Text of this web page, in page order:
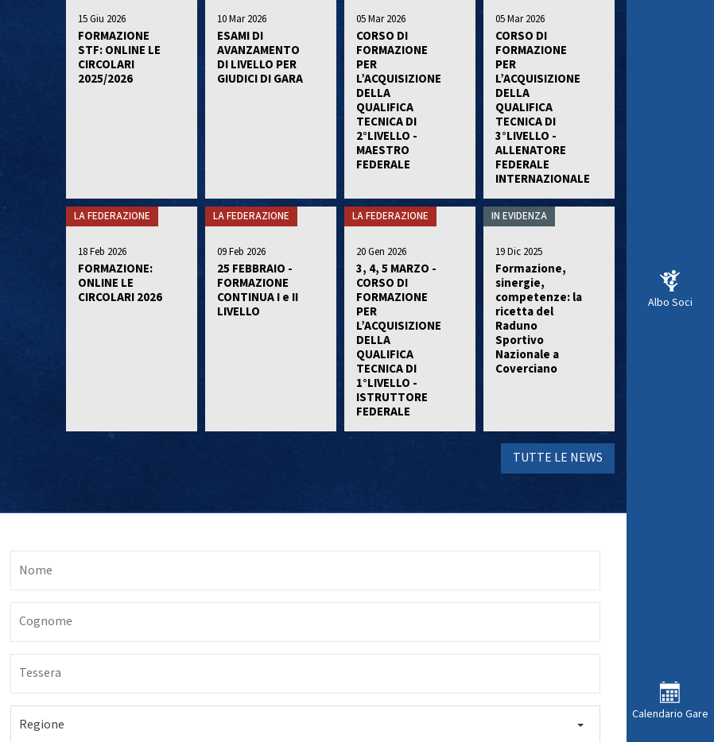
Albo Soci
Calendario Gare
15 Giu 2026
FORMAZIONE
STF: ONLINE LE
CIRCOLARI
2025/2026
10 Mar 2026
ESAMI DI
AVANZAMENTO
DI LIVELLO PER
GIUDICI DI GARA
05 Mar 2026
CORSO DI
FORMAZIONE
PER
L’ACQUISIZIONE
DELLA
QUALIFICA
TECNICA DI
2°LIVELLO -
MAESTRO
FEDERALE
05 Mar 2026
CORSO DI
FORMAZIONE
PER
L’ACQUISIZIONE
DELLA
QUALIFICA
TECNICA DI
3°LIVELLO -
ALLENATORE
FEDERALE
INTERNAZIONALE
LA FEDERAZIONE
18 Feb 2026
FORMAZIONE:
ONLINE LE
CIRCOLARI 2026
LA FEDERAZIONE
09 Feb 2026
25 FEBBRAIO -
FORMAZIONE
CONTINUA I e II
LIVELLO
LA FEDERAZIONE
20 Gen 2026
3, 4, 5 MARZO -
CORSO DI
FORMAZIONE
PER
L’ACQUISIZIONE
DELLA
QUALIFICA
TECNICA DI
1°LIVELLO -
ISTRUTTORE
FEDERALE
IN EVIDENZA
19 Dic 2025
Formazione,
sinergie,
competenze: la
ricetta del
Raduno
Sportivo
Nazionale a
Coverciano
TUTTE LE NEWS
Regione